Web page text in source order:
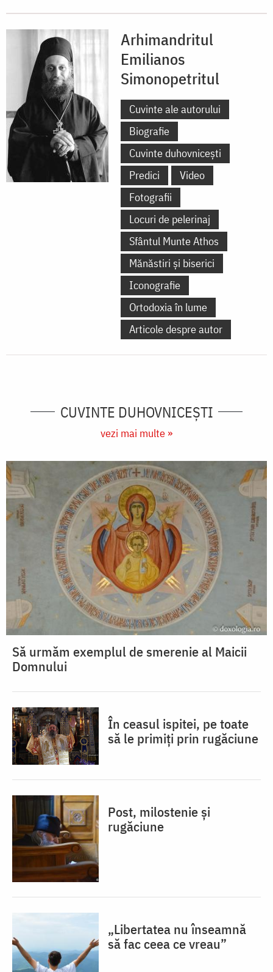
Arhimandritul
Emilianos
Simonopetritul
Cuvinte ale autorului
Biografie
Cuvinte duhovnicești
Predici
Video
Fotografii
Locuri de pelerinaj
Sfântul Munte Athos
Mănăstiri și biserici
Iconografie
Ortodoxia în lume
Articole despre autor
CUVINTE DUHOVNICEȘTI
vezi mai multe »
Să urmăm exemplul de smerenie al Maicii
Domnului
În ceasul ispitei, pe toate
să le primiți prin rugăciune
Post, milostenie și
rugăciune
„Libertatea nu înseamnă
să fac ceea ce vreau”